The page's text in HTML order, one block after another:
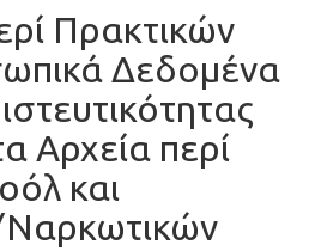
Γαλλικά
Εβραϊκά
Ούγγρικα
Ιταλικά
日本語 (Ιαπωνικά)
Νορβηγικά
Πρακτικών
Δεδομένα
Αρχεία περί
και